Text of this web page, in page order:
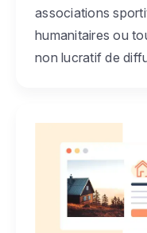
associations
humanitaires ou
non lucratif de